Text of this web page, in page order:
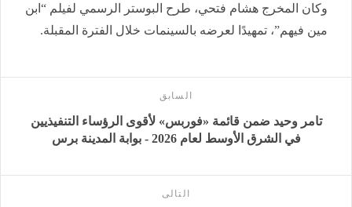
وكان المخرج هشام فتحي، طرح البوستر الرسمي لفيلم “ابن
مين فيهم”، تمهيدًا لعرضه بالسينمات خلال الفترة المقبلة.
السابق
تامر وحيد ضمن قائمة «فوربس» لأقوى الرؤساء التنفيذيين
في الشرق الأوسط لعام 2026 - بوابة المدينة برس
التالى